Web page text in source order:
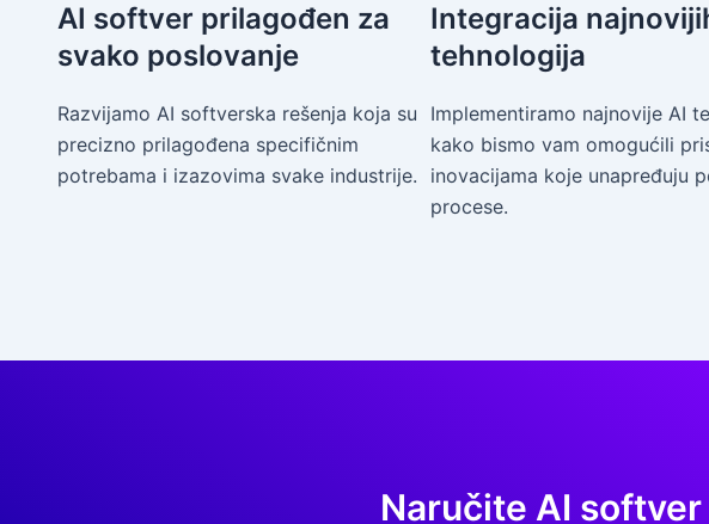
AI softver prilagođen za
svako poslovanje
Razvijamo AI softverska rešenja koja su
precizno prilagođena specifičnim
potrebama i izazovima svake industrije.
Integracija
tehnologija
Implementiramo najnovije AI
kako bismo vam omogućili
inovacijama koje unapređuju
procese.
Naručite AI